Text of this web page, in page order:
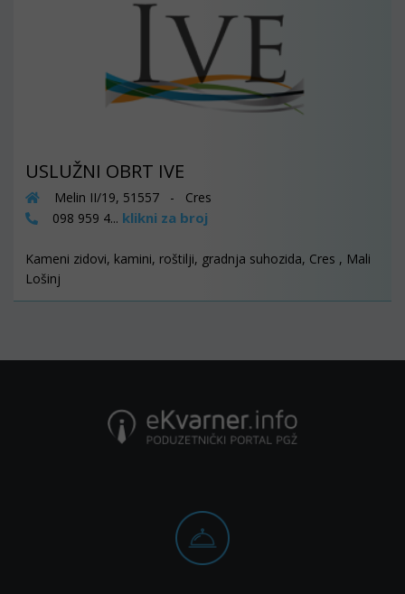
USLUŽNI OBRT IVE
Melin II/19, 51557 - Cres
098 959 4... klikni za broj
Kameni zidovi, kamini, roštilji, gradnja suhozida, Cres , Mali
Lošinj